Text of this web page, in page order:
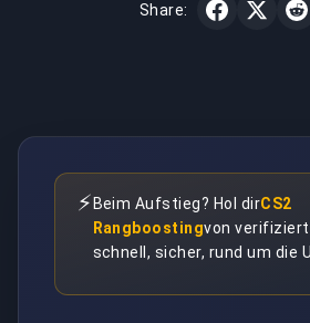
Share:
⚡ Beim Aufstieg? Hol dirCS2
Rangboostingvon
schnell, sicher, rund um die